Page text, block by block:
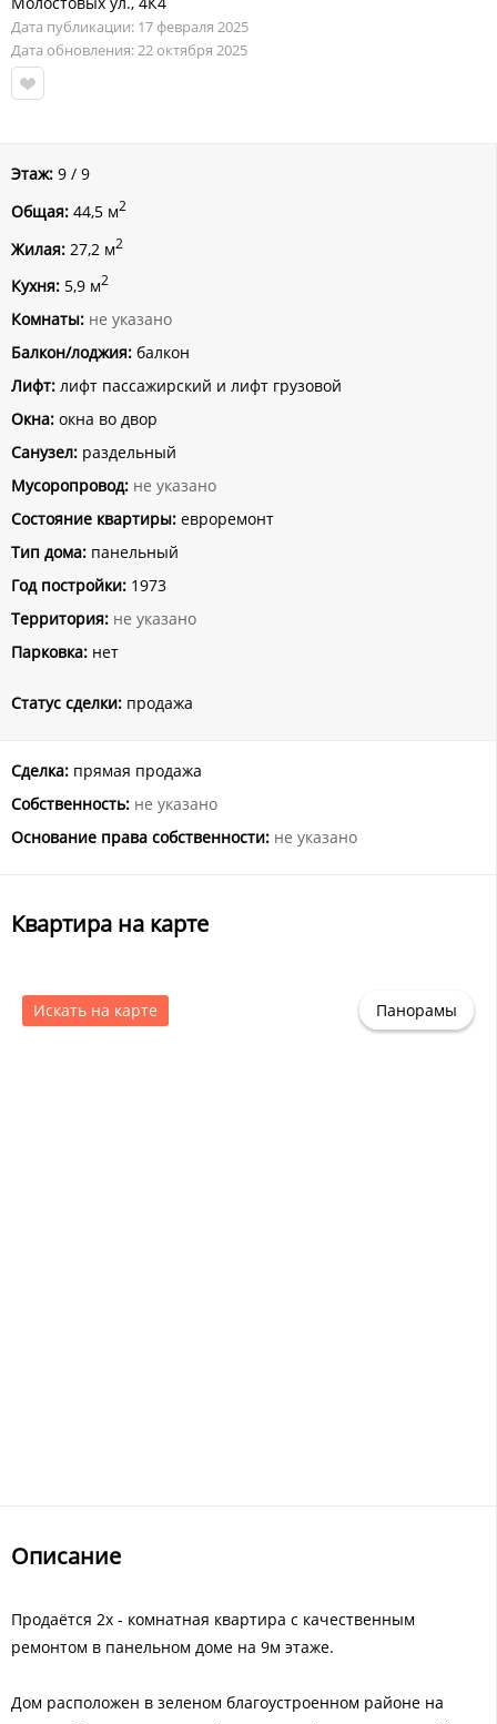
Дата публикации: 17 февраля 2025
Дата обновления: 22 октября 2025
Этаж: 9 / 9
Общая: 44,5 м2
Жилая: 27,2 м2
Кухня: 5,9 м2
Комнаты: не указано
Балкон/лоджия: балкон
Лифт: лифт пассажирский и лифт грузовой
Окна: окна во двор
Санузел: раздельный
Мусоропровод: не указано
Состояние квартиры: евроремонт
Тип дома: панельный
Год постройки: 1973
Территория: не указано
Парковка: нет
Статус сделки: продажа
Сделка: прямая продажа
Собственность: не указано
Основание права собственности: не указано
Описание
Продаётся 2х - комнатная квартира с качественным
ремонтом в панельном доме на 9м этаже.
Дом расположен в зеленом благоустроенном районе на
Квартира на карте
Искать на карте Панорамы